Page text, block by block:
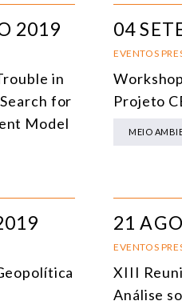
2019
in
for
Model
04
EVENTOS
Projeto
MEIO
21
EVENTOS
XIII
Análise